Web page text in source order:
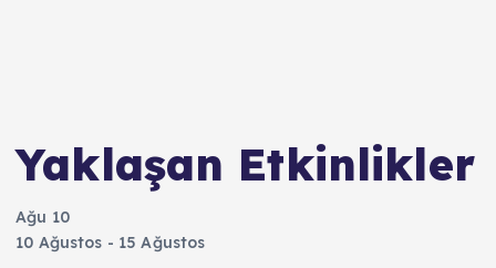
Yaklaşan Etkinlikler
Ağu 10
10 Ağustos - 15 Ağustos